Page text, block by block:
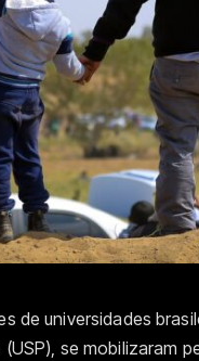
de universidades
se mobilizaram